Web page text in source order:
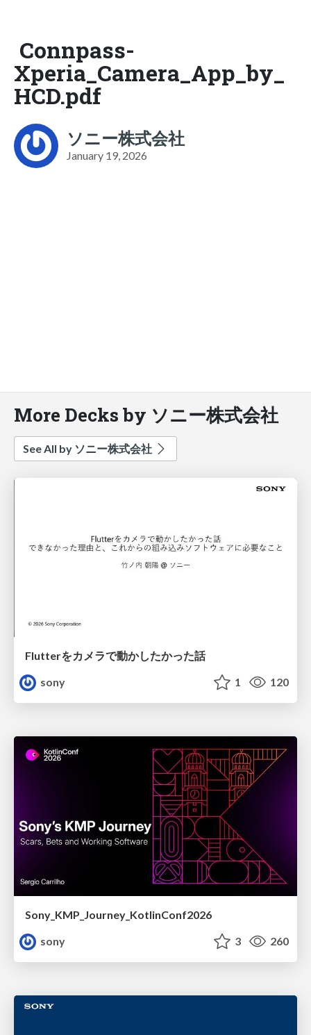
Connpass-
Xperia_Camera_App_by_
HCD.pdf
ソニー株式会社
January 19, 2026
More Decks by ソニー株式会社
See All by ソニー株式会社
Flutterをカメラで動かしたかった話
sony
1 120
Sony_KMP_Journey_KotlinConf2026
sony
3 260